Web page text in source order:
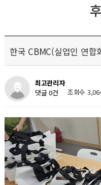
한국 CBMC(실업인 연합
최고관리자
댓글 0건
조회수